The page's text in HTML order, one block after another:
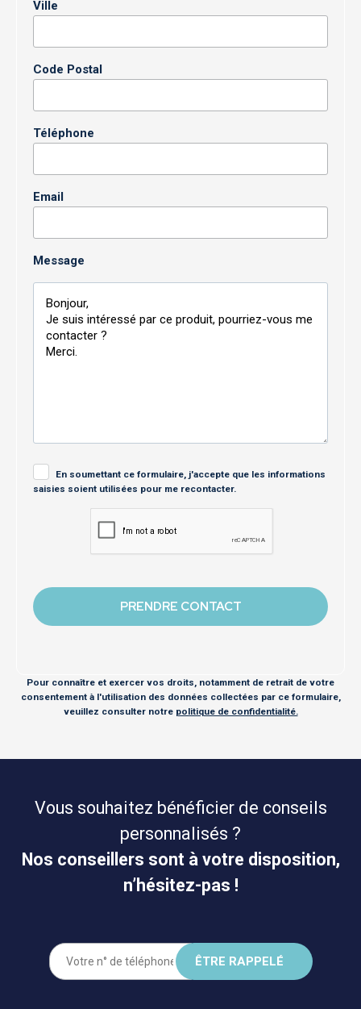
Ville
Code Postal
Téléphone
Email
Message
En soumettant ce formulaire, j'accepte que les informations
saisies soient utilisées pour me recontacter.
Pour connaître et exercer vos droits, notamment de retrait de votre
consentement à l'utilisation des données collectées par ce formulaire,
veuillez consulter notre politique de confidentialité.
Vous souhaitez bénéficier de conseils
personnalisés ?
Nos conseillers sont à votre disposition,
n’hésitez-pas !